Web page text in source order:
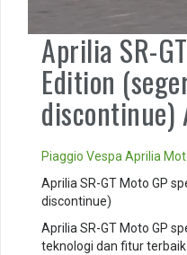
Aprilia SR-
Edition
discontinue)
Piaggio VespaAprilia
Aprilia SR-GT Moto GP
discontinue)
Aprilia SR-GT Moto GP
teknologi dan fitur